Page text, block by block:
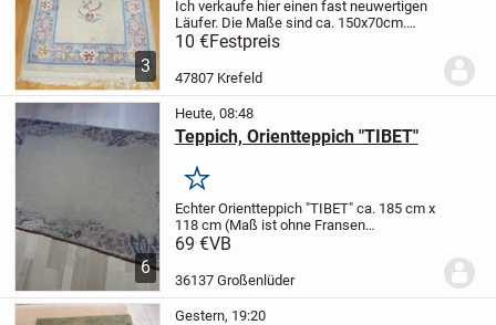
3
Ich verkaufe hier einen fast neuwertigen
Läufer.Die Maße sind ca. 150x70cm.
ABGABE GEGEN GEBOT
Sie sich gerne auch meine weiteren
Angebote an.
10 €Festpreis
47807 Krefeld
6
Heute, 08:48
Teppich, Orientteppich "TIBET"
Merken
Echter Orientteppich "TIBET"ca. 185 cm x
118 cm (Maß ist ohne Fransen
gemessen)
einen kleinen braunen Fleck (siehe Fotos)
69 €VB
36137 Großenlüder
Gestern, 19:20